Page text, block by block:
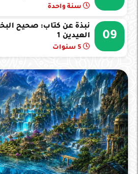
سنة واحدة
09
نبذة عن كتاب: صحيح
العيدين 1